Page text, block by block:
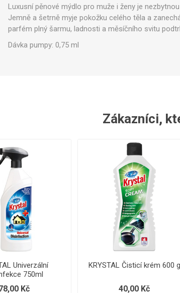
​Luxusní pěnové mýdlo pro muže i ženy je
Jemně a šetrně myje pokožku celého těla a
parfém plný šarmu, ladnosti a měsíčního svitu
Dávka pumpy: 0,75 ml
Zákazníci,
Univerzální
750ml
Kč
KRYSTAL Čisticí krém 600 g
40,00 Kč